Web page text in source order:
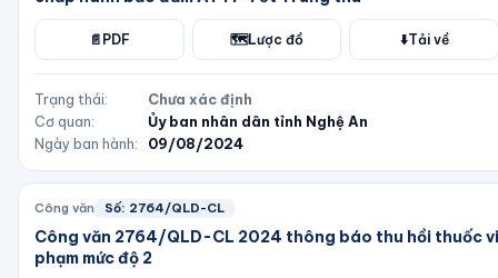
📄 PDF 🗺️Lược đồ ⬇️Tải về
Trạng thái:
Chưa xác định
Cơ quan:
Ủy ban nhân dân tỉnh Nghệ An
Ngày ban hành:
09/08/2024
Công văn Số: 2764/QLD-CL
Công văn 2764/QLD-CL 2024 thông báo thu hồi thuốc vi
phạm mức độ 2